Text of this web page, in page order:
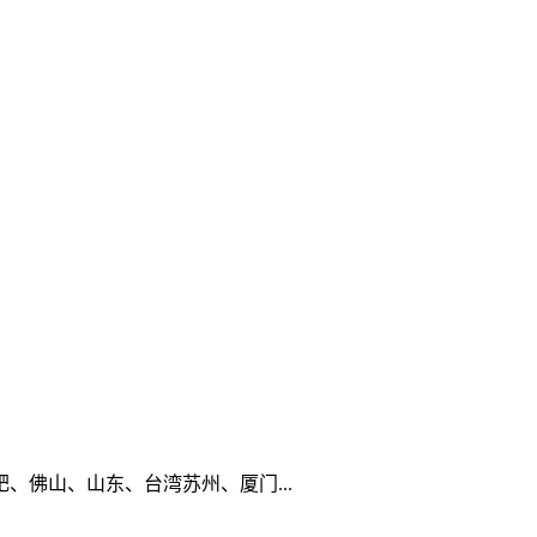
佛山、山东、台湾苏州、厦门...